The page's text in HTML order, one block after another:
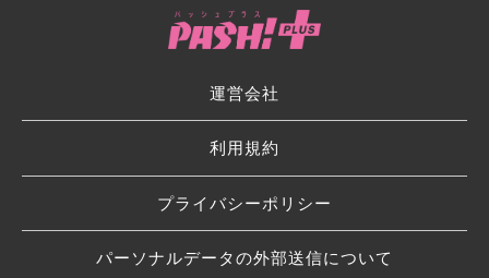
運営会社
利用規約
プライバシーポリシー
パーソナルデータの外部送信について